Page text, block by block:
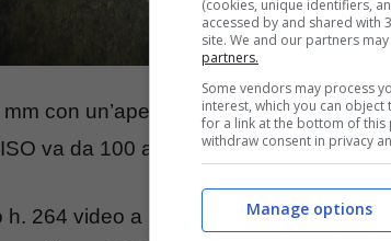
con un’apertura f/3,9–4,9, c’è uno
va da 100 a 3200 spingendosi fino a
264 video a risoluzione full HD con
(cookies, unique identifiers,
accessed by and shared with
site. We and our partners
partners.
Some vendors may process
interest, which you can
for a link at the bottom of this
withdraw consent in privacy
Manage options